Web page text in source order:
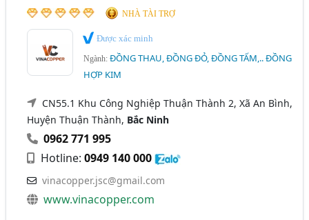
NHÀ TÀI TRỢ
Được xác minh
Ngành:ĐỒNG THAU, ĐỒNG ĐỎ, ĐỒNG TẤM,.. ĐỒNG
HỢP KIM
CN55.1 Khu Công Nghiệp Thuận Thành 2, Xã An Bình,
Huyện Thuận Thành, Bắc Ninh
0962 771 995
Hotline:0949 140 000
vinacopper.jsc@gmail.com
www.vinacopper.com